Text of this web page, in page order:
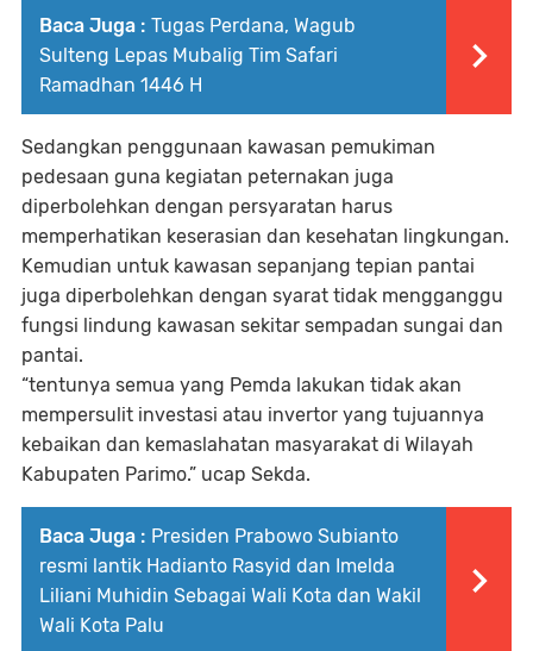
Baca Juga : Tugas Perdana, Wagub
Sulteng Lepas Mubalig Tim Safari
Ramadhan 1446 H
Sedangkan penggunaan kawasan pemukiman
pedesaan guna kegiatan peternakan juga
diperbolehkan dengan persyaratan harus
memperhatikan keserasian dan kesehatan lingkungan.
Kemudian untuk kawasan sepanjang tepian pantai
juga diperbolehkan dengan syarat tidak mengganggu
fungsi lindung kawasan sekitar sempadan sungai dan
pantai.
“tentunya semua yang Pemda lakukan tidak akan
mempersulit investasi atau invertor yang tujuannya
kebaikan dan kemaslahatan masyarakat di Wilayah
Kabupaten Parimo.” ucap Sekda.
Baca Juga : Presiden Prabowo Subianto
resmi lantik Hadianto Rasyid dan Imelda
Liliani Muhidin Sebagai Wali Kota dan Wakil
Wali Kota Palu